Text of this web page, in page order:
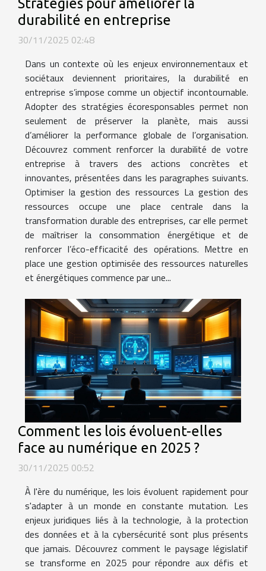
durabilité en entreprise
30/11/2025 02:48
Dans un contexte où les enjeux environnementaux et
sociétaux deviennent prioritaires, la durabilité en
entreprise s’impose comme un objectif incontournable.
Adopter des stratégies écoresponsables permet non
seulement de préserver la planète, mais aussi
d’améliorer la performance globale de l’organisation.
Découvrez comment renforcer la durabilité de votre
entreprise à travers des actions concrètes et
innovantes, présentées dans les paragraphes suivants.
Optimiser la gestion des ressources La gestion des
ressources occupe une place centrale dans la
transformation durable des entreprises, car elle permet
de maîtriser la consommation énergétique et de
renforcer l’éco-efficacité des opérations. Mettre en
place une gestion optimisée des ressources naturelles
et énergétiques commence par une...
Comment les lois évoluent-elles
face au numérique en 2025 ?
30/11/2025 00:52
À l'ère du numérique, les lois évoluent rapidement pour
s'adapter à un monde en constante mutation. Les
enjeux juridiques liés à la technologie, à la protection
des données et à la cybersécurité sont plus présents
que jamais. Découvrez comment le paysage législatif
se transforme en 2025 pour répondre aux défis et